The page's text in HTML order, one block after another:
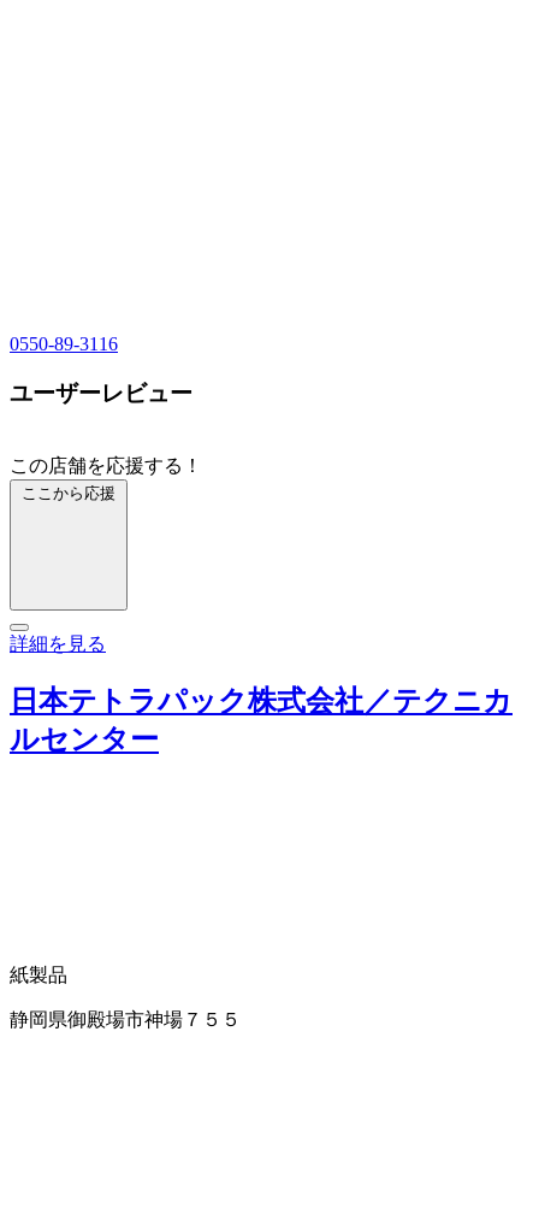
0550-89-3116
ユーザーレビュー
この店舗を応援する！
ここから応援
詳細を見る
日本テトラパック株式会社／テクニカ
ルセンター
紙製品
静岡県御殿場市神場７５５